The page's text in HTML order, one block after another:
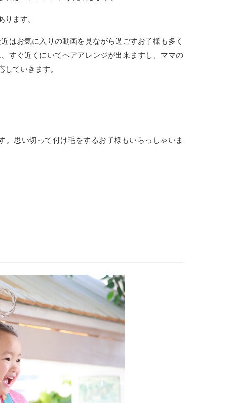
ます。
はお気に入りの動画を見ながら過ごすお子様も多く
すぐ近くにいてヘアアレンジが出来ますし、ママの
ていきます。
思い切って付け毛をするお子様もいらっしゃいま